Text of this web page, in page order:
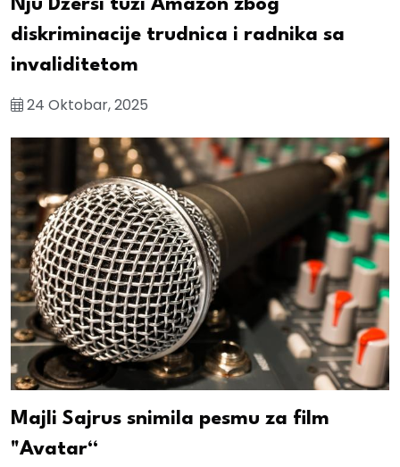
Nju Džersi tuži Amazon zbog
diskriminacije trudnica i radnika sa
invaliditetom
24 Oktobar, 2025
Majli Sajrus snimila pesmu za film
"Avatar“